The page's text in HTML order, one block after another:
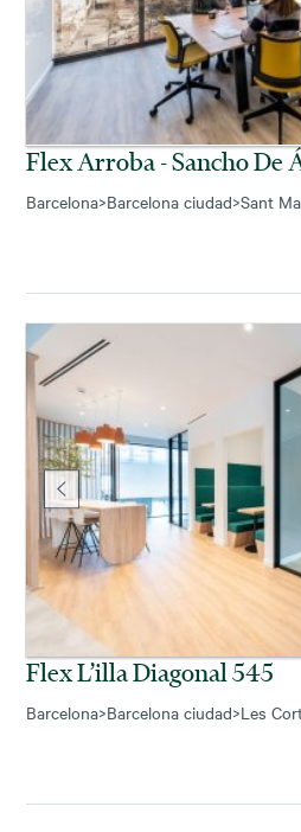
Flex Arroba - Sancho De
Barcelona>Barcelona ciudad>Sant
Flex L’illa Diagonal 545
Barcelona>Barcelona ciudad>Les